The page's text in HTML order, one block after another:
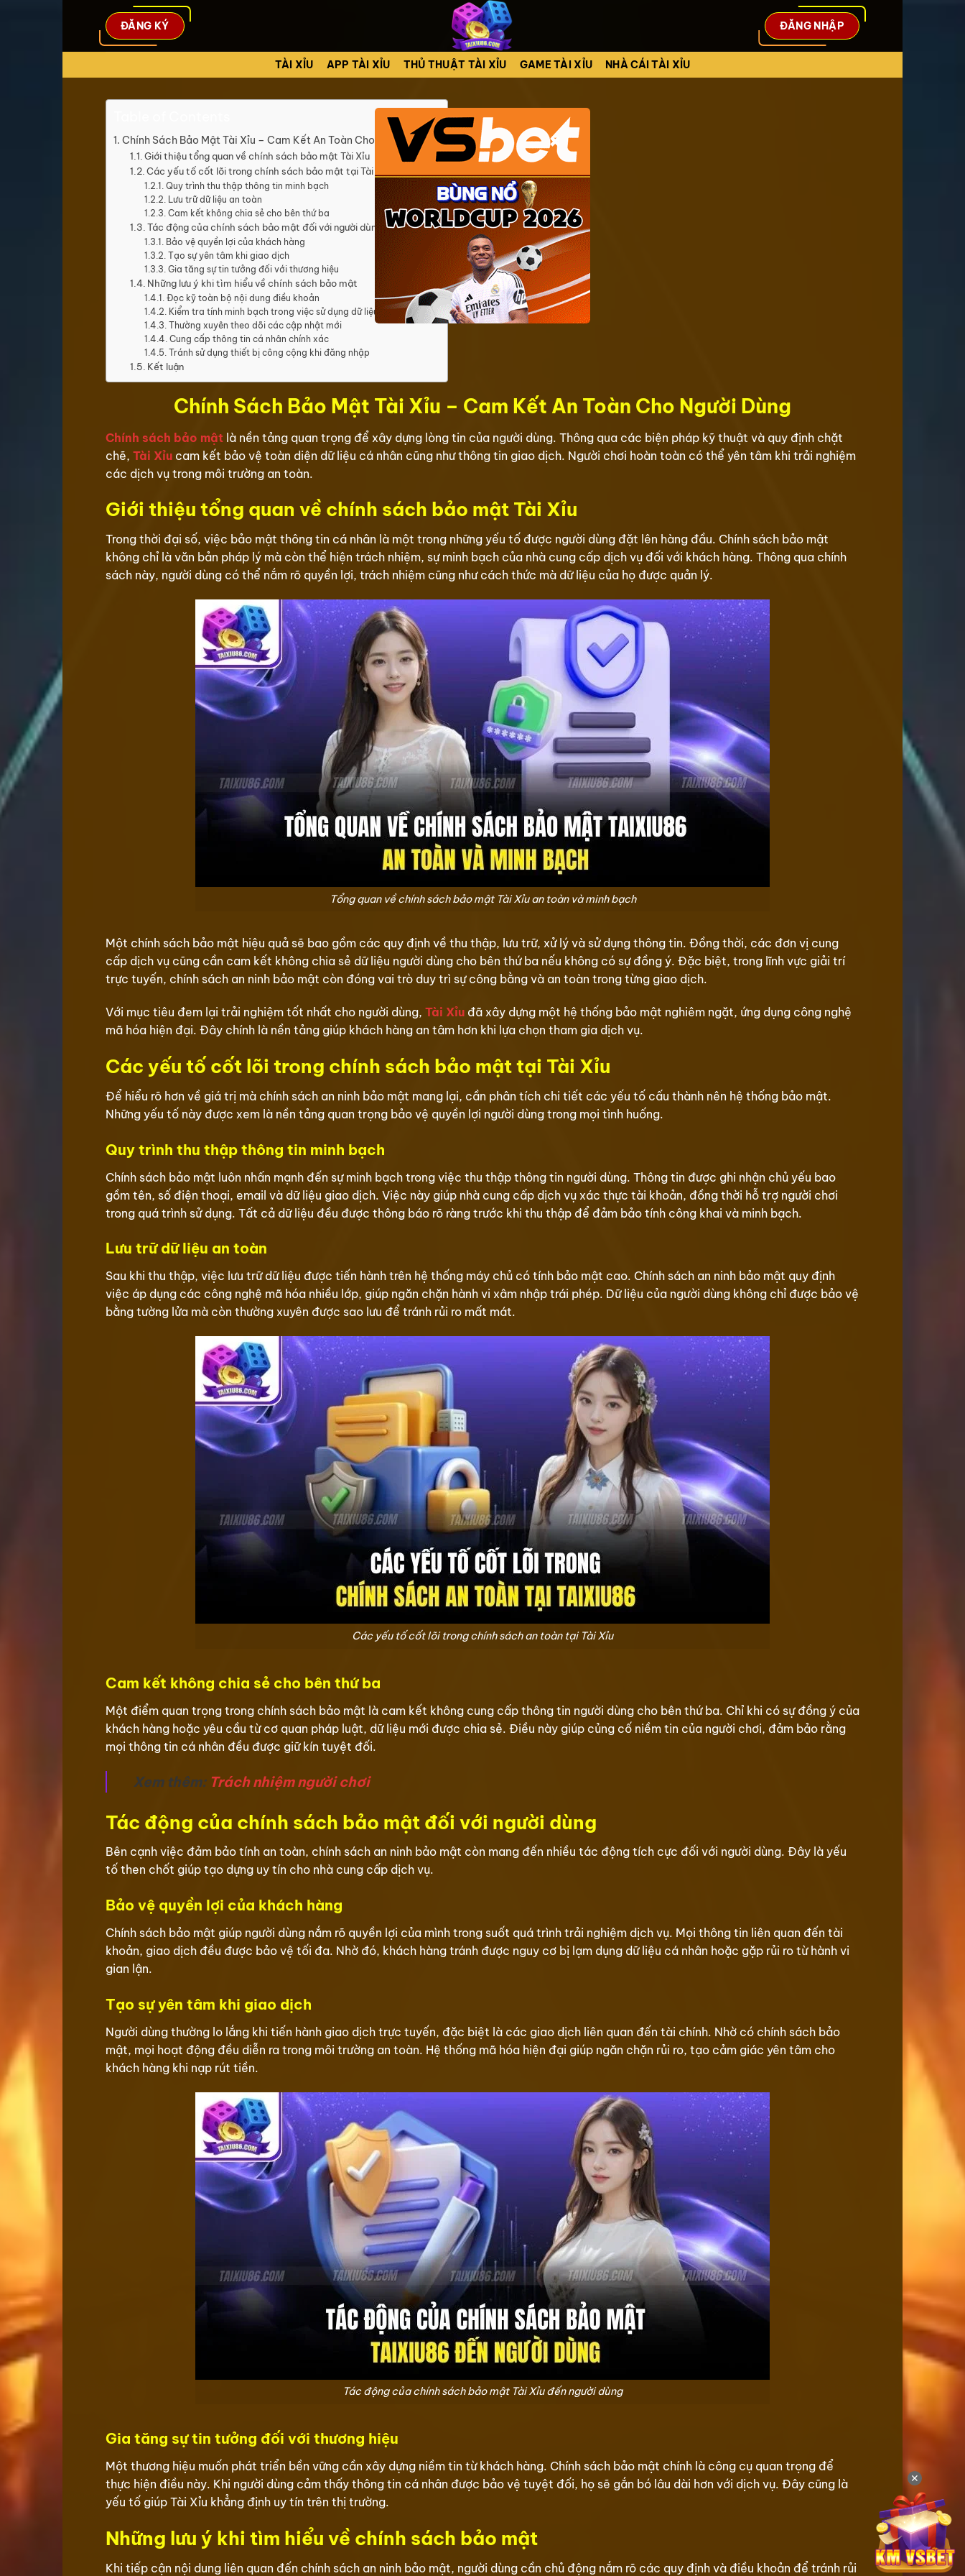
ĐĂNG KÝ ĐĂNG NHẬP
TÀI XỈU APP TÀI XỈU THỦ THUẬT TÀI XỈU GAME TÀI XỈU NHÀ CÁI TÀI XỈU
Chính Sách Bảo Mật Tài Xỉu – Cam Kết An Toàn Cho Người Dùng
Giới thiệu tổng quan về chính sách bảo mật Tài Xỉu
Các yếu tố cốt lõi trong chính sách bảo mật tại Tài Xỉu
Quy trình thu thập thông tin minh bạch
Lưu trữ dữ liệu an toàn
Cam kết không chia sẻ cho bên thứ ba
Tác động của chính sách bảo mật đối với người dùng
Bảo vệ quyền lợi của khách hàng
Tạo sự yên tâm khi giao dịch
Gia tăng sự tin tưởng đối với thương hiệu
Những lưu ý khi tìm hiểu về chính sách bảo mật
Đọc kỹ toàn bộ nội dung điều khoản
Kiểm tra tính minh bạch trong việc sử dụng dữ liệu
Thường xuyên theo dõi các cập nhật mới
Cung cấp thông tin cá nhân chính xác
Tránh sử dụng thiết bị công cộng khi đăng nhập
Kết luận
Chính Sách Bảo Mật Tài Xỉu – Cam Kết An Toàn Cho Người Dùng
Chính sách bảo mật là nền tảng quan trọng để xây dựng lòng tin của người dùng. Thông qua các biện pháp kỹ thuật và quy định chặt
chẽ, Tài Xỉu cam kết bảo vệ toàn diện dữ liệu cá nhân cũng như thông tin giao dịch. Người chơi hoàn toàn có thể yên tâm khi trải nghiệm
các dịch vụ trong môi trường an toàn.
Giới thiệu tổng quan về chính sách bảo mật Tài Xỉu
Trong thời đại số, việc bảo mật thông tin cá nhân là một trong những yếu tố được người dùng đặt lên hàng đầu. Chính sách bảo mật
không chỉ là văn bản pháp lý mà còn thể hiện trách nhiệm, sự minh bạch của nhà cung cấp dịch vụ đối với khách hàng. Thông qua chính
sách này, người dùng có thể nắm rõ quyền lợi, trách nhiệm cũng như cách thức mà dữ liệu của họ được quản lý.
Tổng quan về chính sách bảo mật Tài Xỉu an toàn và minh bạch
Một chính sách bảo mật hiệu quả sẽ bao gồm các quy định về thu thập, lưu trữ, xử lý và sử dụng thông tin. Đồng thời, các đơn vị cung
cấp dịch vụ cũng cần cam kết không chia sẻ dữ liệu người dùng cho bên thứ ba nếu không có sự đồng ý. Đặc biệt, trong lĩnh vực giải trí
trực tuyến, chính sách an ninh bảo mật còn đóng vai trò duy trì sự công bằng và an toàn trong từng giao dịch.
Với mục tiêu đem lại trải nghiệm tốt nhất cho người dùng, Tài Xỉu đã xây dựng một hệ thống bảo mật nghiêm ngặt, ứng dụng công nghệ
mã hóa hiện đại. Đây chính là nền tảng giúp khách hàng an tâm hơn khi lựa chọn tham gia dịch vụ.
Các yếu tố cốt lõi trong chính sách bảo mật tại Tài Xỉu
Để hiểu rõ hơn về giá trị mà chính sách an ninh bảo mật mang lại, cần phân tích chi tiết các yếu tố cấu thành nên hệ thống bảo mật.
Những yếu tố này được xem là nền tảng quan trọng bảo vệ quyền lợi người dùng trong mọi tình huống.
Quy trình thu thập thông tin minh bạch
Chính sách bảo mật luôn nhấn mạnh đến sự minh bạch trong việc thu thập thông tin người dùng. Thông tin được ghi nhận chủ yếu bao
gồm tên, số điện thoại, email và dữ liệu giao dịch. Việc này giúp nhà cung cấp dịch vụ xác thực tài khoản, đồng thời hỗ trợ người chơi
trong quá trình sử dụng. Tất cả dữ liệu đều được thông báo rõ ràng trước khi thu thập để đảm bảo tính công khai và minh bạch.
Lưu trữ dữ liệu an toàn
Sau khi thu thập, việc lưu trữ dữ liệu được tiến hành trên hệ thống máy chủ có tính bảo mật cao. Chính sách an ninh bảo mật quy định
việc áp dụng các công nghệ mã hóa nhiều lớp, giúp ngăn chặn hành vi xâm nhập trái phép. Dữ liệu của người dùng không chỉ được bảo vệ
bằng tường lửa mà còn thường xuyên được sao lưu để tránh rủi ro mất mát.
Các yếu tố cốt lõi trong chính sách an toàn tại Tài Xỉu
Cam kết không chia sẻ cho bên thứ ba
Một điểm quan trọng trong chính sách bảo mật là cam kết không cung cấp thông tin người dùng cho bên thứ ba. Chỉ khi có sự đồng ý của
khách hàng hoặc yêu cầu từ cơ quan pháp luật, dữ liệu mới được chia sẻ. Điều này giúp củng cố niềm tin của người chơi, đảm bảo rằng
mọi thông tin cá nhân đều được giữ kín tuyệt đối.
Xem thêm: Trách nhiệm người chơi
Tác động của chính sách bảo mật đối với người dùng
Bên cạnh việc đảm bảo tính an toàn, chính sách an ninh bảo mật còn mang đến nhiều tác động tích cực đối với người dùng. Đây là yếu
tố then chốt giúp tạo dựng uy tín cho nhà cung cấp dịch vụ.
Bảo vệ quyền lợi của khách hàng
Chính sách bảo mật giúp người dùng nắm rõ quyền lợi của mình trong suốt quá trình trải nghiệm dịch vụ. Mọi thông tin liên quan đến tài
khoản, giao dịch đều được bảo vệ tối đa. Nhờ đó, khách hàng tránh được nguy cơ bị lạm dụng dữ liệu cá nhân hoặc gặp rủi ro từ hành vi
gian lận.
Tạo sự yên tâm khi giao dịch
Người dùng thường lo lắng khi tiến hành giao dịch trực tuyến, đặc biệt là các giao dịch liên quan đến tài chính. Nhờ có chính sách bảo
mật, mọi hoạt động đều diễn ra trong môi trường an toàn. Hệ thống mã hóa hiện đại giúp ngăn chặn rủi ro, tạo cảm giác yên tâm cho
khách hàng khi nạp rút tiền.
Tác động của chính sách bảo mật Tài Xỉu đến người dùng
Gia tăng sự tin tưởng đối với thương hiệu
Một thương hiệu muốn phát triển bền vững cần xây dựng niềm tin từ khách hàng. Chính sách bảo mật chính là công cụ quan trọng để
thực hiện điều này. Khi người dùng cảm thấy thông tin cá nhân được bảo vệ tuyệt đối, họ sẽ gắn bó lâu dài hơn với dịch vụ. Đây cũng là
yếu tố giúp Tài Xỉu khẳng định uy tín trên thị trường.
Những lưu ý khi tìm hiểu về chính sách bảo mật
Khi tiếp cận nội dung liên quan đến chính sách an ninh bảo mật, người dùng cần chủ động nắm rõ các quy định và điều khoản để tránh rủi
✕
×